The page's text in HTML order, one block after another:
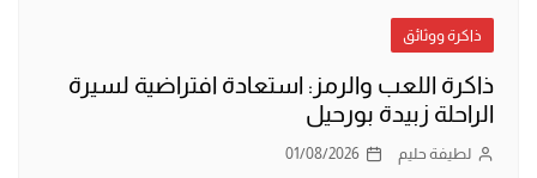
ذاكرة ووثائق
ذاكرة اللعب والرمز: استعادة افتراضية لسيرة
الراحلة زبيدة بورحيل
لطيفة حليم 01/08/2026